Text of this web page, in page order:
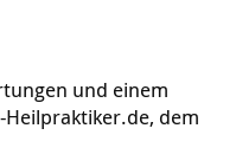
und einem
Heilpraktiker.de, dem